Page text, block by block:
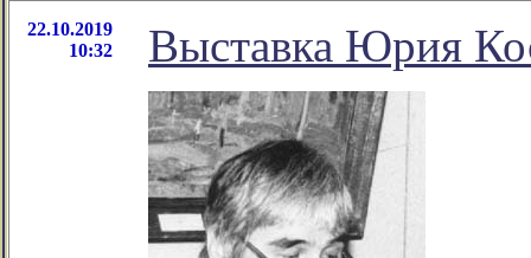
22.10.2019
10:32
Выставка Юрия